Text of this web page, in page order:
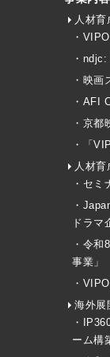
人材育
・
・
・映画
・AFI
・京都
・「
人材育
・セミ
・
ドラマ
・令和
事業」
・
海外展
・
ーム構